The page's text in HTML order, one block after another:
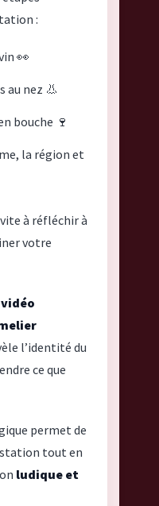
:
👀
au nez 👃
bouche 🍷
la région et
à réfléchir à
votre
vidéo
l’identité du
ce que
permet de
tout en
ludique et